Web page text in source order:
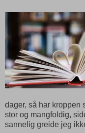
dager, så har kroppen
stor og mangfoldig,
sannelig greide jeg